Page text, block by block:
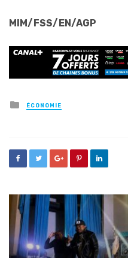
MIM/FSS/EN/AGP
Posted
in
ÉCONOMIE